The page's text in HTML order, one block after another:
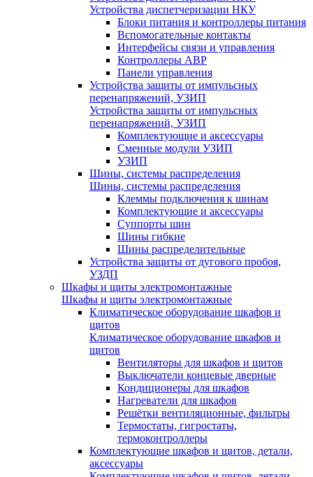
Устройства диспетчеризации НКУ
Блоки питания и контроллеры питания
Вспомогательные контакты
Интерфейсы связи и управления
Контроллеры АВР
Панели управления
Устройства защиты от импульсных
перенапряжений, УЗИП
Устройства защиты от импульсных
перенапряжений, УЗИП
Комплектующие и аксессуары
Сменные модули УЗИП
УЗИП
Шины, системы распределения
Шины, системы распределения
Клеммы подключения к шинам
Комплектующие и аксессуары
Суппорты шин
Шины гибкие
Шины распределительные
Устройства защиты от дугового пробоя,
УЗДП
Шкафы и щиты электромонтажные
Шкафы и щиты электромонтажные
Климатическое оборудование шкафов и
щитов
Климатическое оборудование шкафов и
щитов
Вентиляторы для шкафов и щитов
Выключатели концевые дверные
Кондиционеры для шкафов
Нагреватели для шкафов
Решётки вентиляционные, фильтры
Термостаты, гигростаты,
термоконтроллеры
Комплектующие шкафов и щитов, детали,
аксессуары